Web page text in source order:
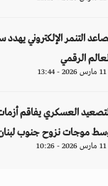
التنمر الإلكتروني يهدد
الرقمي
11 مارس 2026 - 13:44
العسكري يفاقم
موجات نزوح جنوب
11 مارس 2026 - 10:26